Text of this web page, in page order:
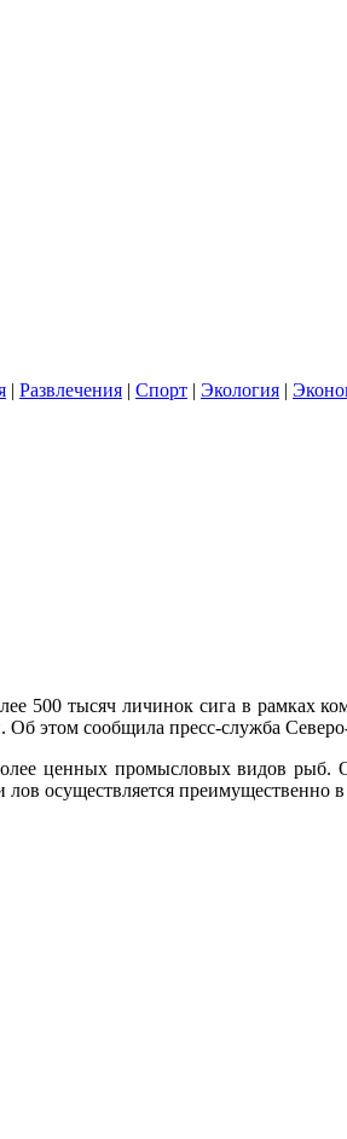
| Развлечения | Спорт | Экология |
тысяч личинок сига в рамках
этом сообщила пресс-служба
ценных промысловых видов
осуществляется преимущественно